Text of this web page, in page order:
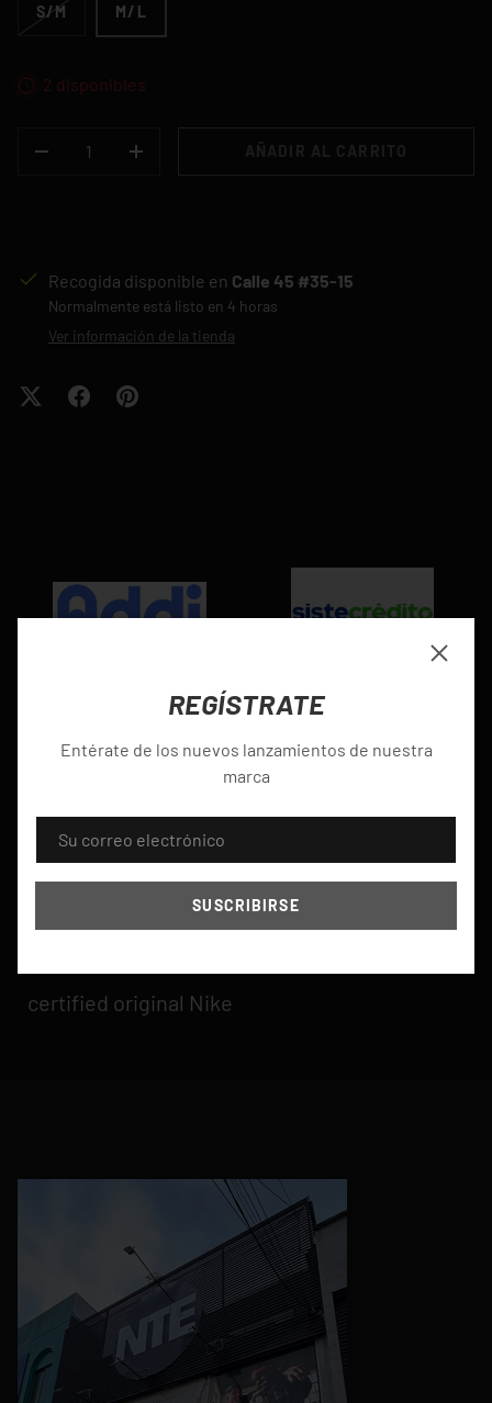
S/M M/L
2 disponibles
+
AÑADIR AL CARRITO
Recogida disponible en Calle 45 #35-15
Normalmente está listo en 4 horas
Ver información de la tienda
REGÍSTRATE
Entérate de los nuevos lanzamientos de nuestra
marca
SUSCRIBIRSE
Paga hasta en 24
cuotas
Crédito fácil, rápido y
seguro
certified original Nike